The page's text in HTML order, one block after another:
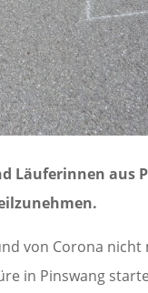
Läuferinnen aus
von Corona
in Pinswang